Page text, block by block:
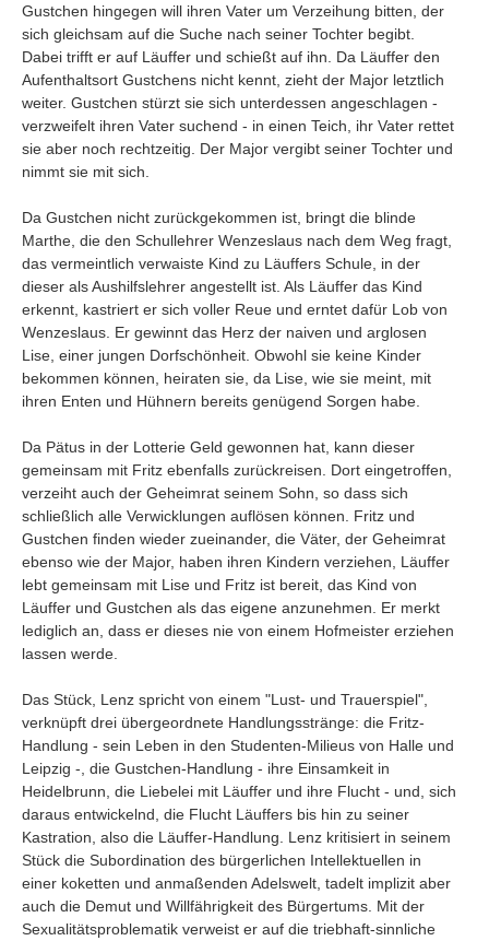
Gustchen hingegen will ihren Vater um Verzeihung bitten, der
sich gleichsam auf die Suche nach seiner Tochter begibt.
Dabei trifft er auf Läuffer und schießt auf ihn. Da Läuffer den
Aufenthaltsort Gustchens nicht kennt, zieht der Major letztlich
weiter. Gustchen stürzt sie sich unterdessen angeschlagen -
verzweifelt ihren Vater suchend - in einen Teich, ihr Vater rettet
sie aber noch rechtzeitig. Der Major vergibt seiner Tochter und
nimmt sie mit sich.
Da Gustchen nicht zurückgekommen ist, bringt die blinde
Marthe, die den Schullehrer Wenzeslaus nach dem Weg fragt,
das vermeintlich verwaiste Kind zu Läuffers Schule, in der
dieser als Aushilfslehrer angestellt ist. Als Läuffer das Kind
erkennt, kastriert er sich voller Reue und erntet dafür Lob von
Wenzeslaus. Er gewinnt das Herz der naiven und arglosen
Lise, einer jungen Dorfschönheit. Obwohl sie keine Kinder
bekommen können, heiraten sie, da Lise, wie sie meint, mit
ihren Enten und Hühnern bereits genügend Sorgen habe.
Da Pätus in der Lotterie Geld gewonnen hat, kann dieser
gemeinsam mit Fritz ebenfalls zurückreisen. Dort eingetroffen,
verzeiht auch der Geheimrat seinem Sohn, so dass sich
schließlich alle Verwicklungen auflösen können. Fritz und
Gustchen finden wieder zueinander, die Väter, der Geheimrat
ebenso wie der Major, haben ihren Kindern verziehen, Läuffer
lebt gemeinsam mit Lise und Fritz ist bereit, das Kind von
Läuffer und Gustchen als das eigene anzunehmen. Er merkt
lediglich an, dass er dieses nie von einem Hofmeister erziehen
lassen werde.
Das Stück, Lenz spricht von einem "Lust- und Trauerspiel",
verknüpft drei übergeordnete Handlungsstränge: die Fritz-
Handlung - sein Leben in den Studenten-Milieus von Halle und
Leipzig -, die Gustchen-Handlung - ihre Einsamkeit in
Heidelbrunn, die Liebelei mit Läuffer und ihre Flucht - und, sich
daraus entwickelnd, die Flucht Läuffers bis hin zu seiner
Kastration, also die Läuffer-Handlung. Lenz kritisiert in seinem
Stück die Subordination des bürgerlichen Intellektuellen in
einer koketten und anmaßenden Adelswelt, tadelt implizit aber
auch die Demut und Willfährigkeit des Bürgertums. Mit der
Sexualitätsproblematik verweist er auf die triebhaft-sinnliche